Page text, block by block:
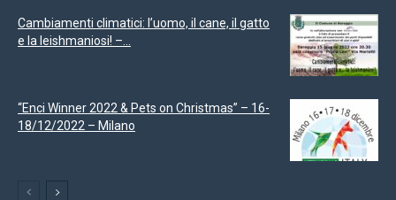
Cambiamenti climatici: l’uomo, il cane, il gatto
e la leishmaniosi! –...
“Enci Winner 2022 & Pets on Christmas” – 16-
18/12/2022 – Milano